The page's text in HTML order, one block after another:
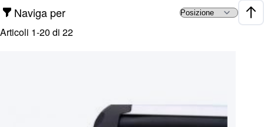
Naviga per
Articoli 1-20 di 22